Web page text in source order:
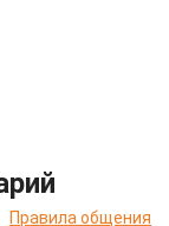
Правила общения